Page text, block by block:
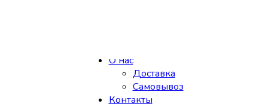
О нас
Доставка
Самовывоз
Контакты